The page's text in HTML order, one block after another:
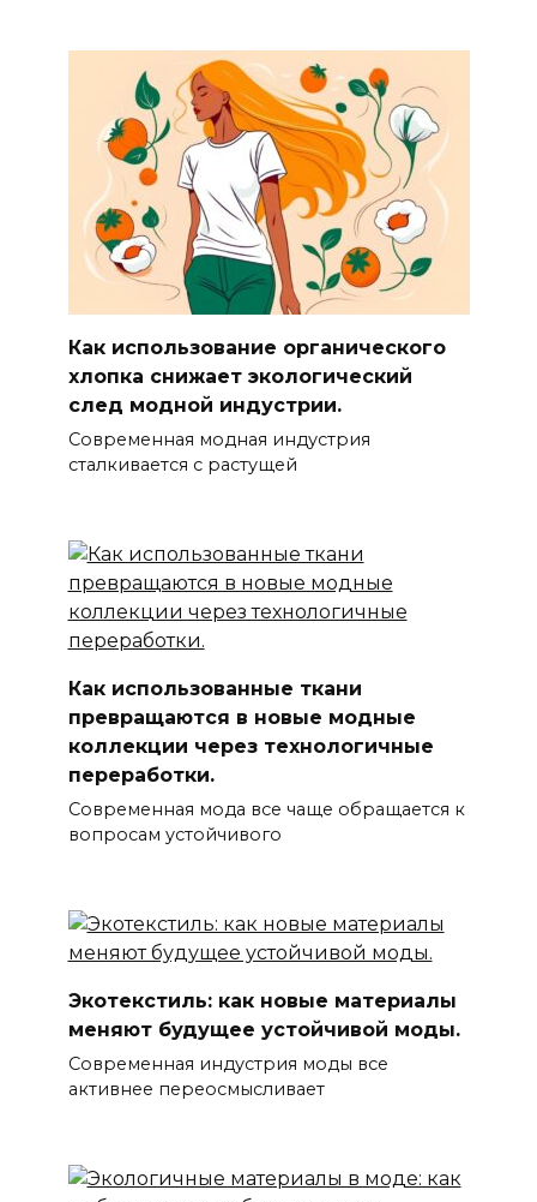
Как использование органического
хлопка снижает экологический
след модной индустрии.
Современная модная индустрия
сталкивается с растущей
Как использованные ткани
превращаются в новые модные
коллекции через технологичные
переработки.
Современная мода все чаще обращается к
вопросам устойчивого
Экотекстиль: как новые материалы
меняют будущее устойчивой моды.
Современная индустрия моды все
активнее переосмысливает